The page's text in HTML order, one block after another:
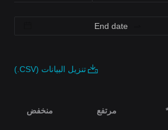
تنزيل البيانات (CSV.)
مرتفع منخفض